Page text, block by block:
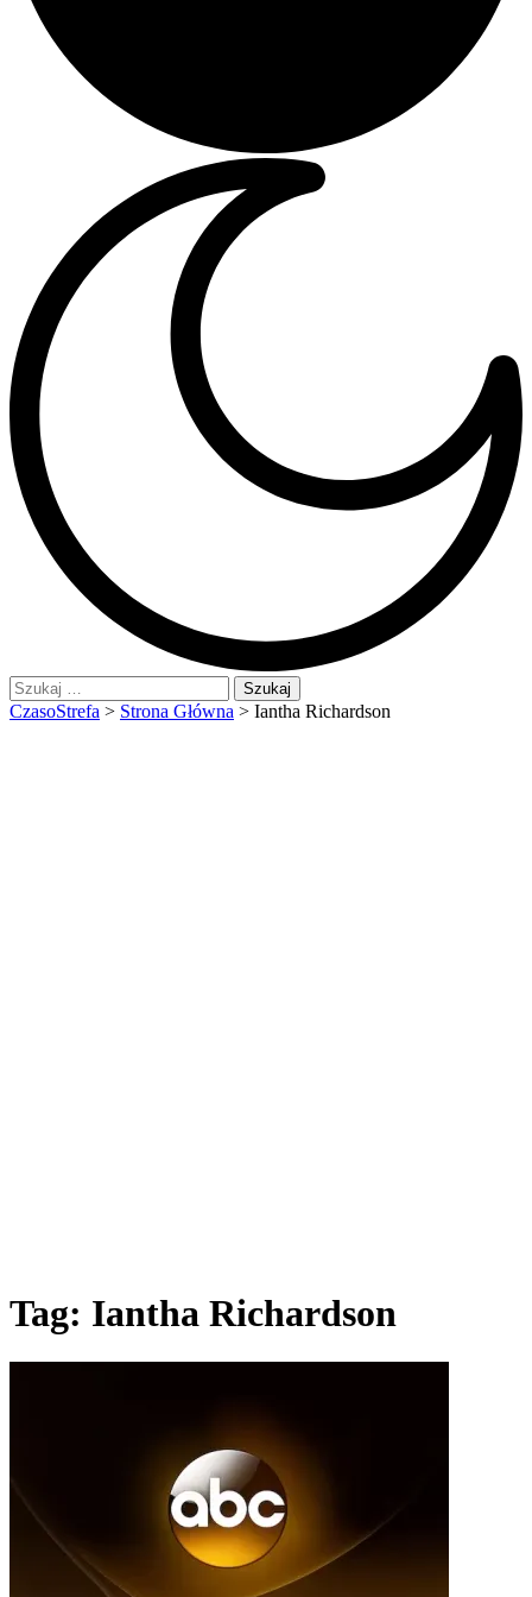
Szukaj:
CzasoStrefa > Strona Główna > Iantha Richardson
Tag: Iantha Richardson